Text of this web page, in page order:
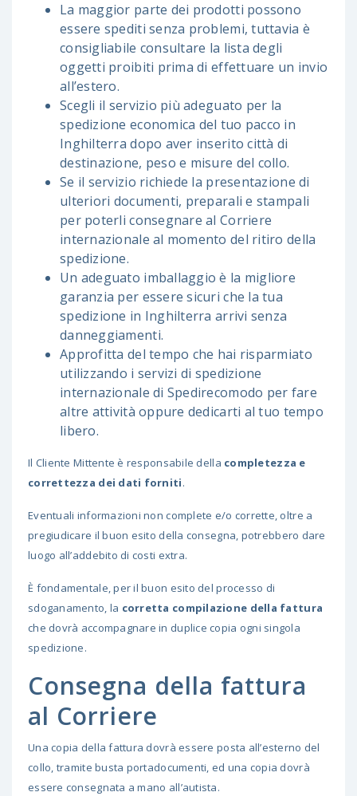
La maggior parte dei prodotti possono
essere spediti senza problemi, tuttavia è
consigliabile consultare la lista degli
oggetti proibiti prima di effettuare un invio
all’estero.
Scegli il servizio più adeguato per la
spedizione economica del tuo pacco in
Inghilterra dopo aver inserito città di
destinazione, peso e misure del collo.
Se il servizio richiede la presentazione di
ulteriori documenti, preparali e stampali
per poterli consegnare al Corriere
internazionale al momento del ritiro della
spedizione.
Un adeguato imballaggio è la migliore
garanzia per essere sicuri che la tua
spedizione in Inghilterra arrivi senza
danneggiamenti.
Approfitta del tempo che hai risparmiato
utilizzando i servizi di spedizione
internazionale di Spedirecomodo per fare
altre attività oppure dedicarti al tuo tempo
libero.
Il Cliente Mittente è responsabile della completezza e
correttezza dei dati forniti.
Eventuali informazioni non complete e/o corrette, oltre a
pregiudicare il buon esito della consegna, potrebbero dare
luogo all’addebito di costi extra.
È fondamentale, per il buon esito del processo di
sdoganamento, la corretta compilazione della fattura
che dovrà accompagnare in duplice copia ogni singola
spedizione.
Consegna della fattura
al Corriere
Una copia della fattura dovrà essere posta all’esterno del
collo, tramite busta portadocumenti, ed una copia dovrà
essere consegnata a mano all’autista.